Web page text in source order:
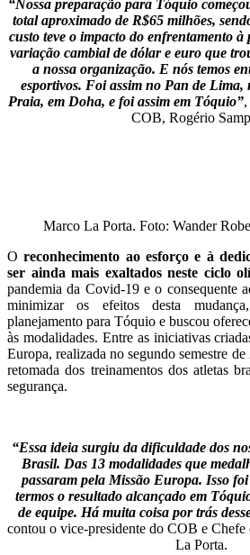
“Nossa preparação para Tóquio
total aproximado de R$65 milhões,
custo teve o impacto do enfrentamento à
variação cambial de dólar e euro que
a nossa organização. E nós temos
esportivos. Foi assim no Pan de Lima,
Praia, em Doha, e foi assim em Tóquio”
COB, Rogério
Marco La Porta. Foto: Wander
O reconhecimento ao esforço e à
ser ainda mais exaltados neste ciclo
pandemia da Covid-19 e o consequente
minimizar os efeitos desta
planejamento para Tóquio e buscou
às modalidades. Entre as iniciativas
Europa, realizada no segundo semestre
retomada dos treinamentos dos atletas
segurança.
“Essa ideia surgiu da dificuldade dos
Brasil. Das 13 modalidades que
passaram pela Missão Europa. Isso
termos o resultado alcançado em
de equipe. Há muita coisa por trás
contou o vice-presidente do COB e
La Porta.